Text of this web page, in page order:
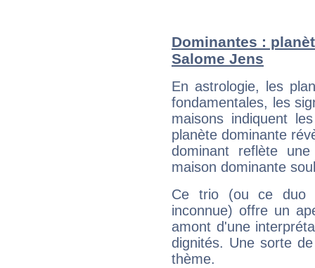
Dominantes :
Salome Jens
En astrologie, les
fondamentales, les
maisons indiquent
planète dominante
dominant reflète
maison dominante
Ce trio (ou ce duo
inconnue) offre un
amont d'une
dignités. Une sorte
thème.